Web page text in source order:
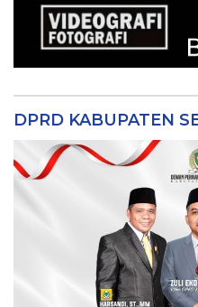
DPRD KABUPATEN